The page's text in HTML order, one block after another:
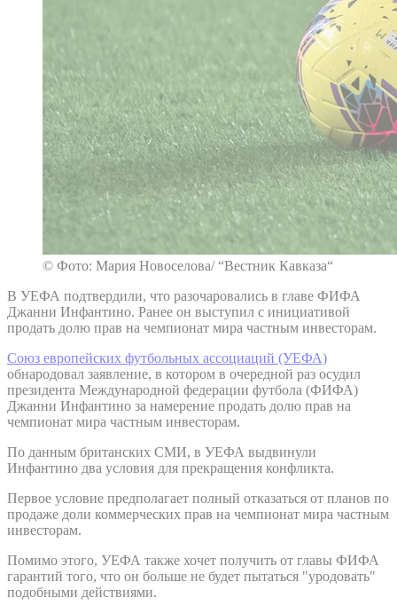
© Фото: Мария Новоселова/ “Вестник Кавказа“
В УЕФА подтвердили, что разочаровались в главе ФИФА
Джанни Инфантино. Ранее он выступил с инициативой
продать долю прав на чемпионат мира частным инвесторам.
Союз европейских футбольных ассоциаций (УЕФА)
обнародовал заявление, в котором в очередной раз осудил
президента Международной федерации футбола (ФИФА)
Джанни Инфантино за намерение продать долю прав на
чемпионат мира частным инвесторам.
По данным британских СМИ, в УЕФА выдвинули
Инфантино два условия для прекращения конфликта.
Первое условие предполагает полный отказаться от планов по
продаже доли коммерческих прав на чемпионат мира частным
инвесторам.
Помимо этого, УЕФА также хочет получить от главы ФИФА
гарантий того, что он больше не будет пытаться "уродовать"
подобными действиями.